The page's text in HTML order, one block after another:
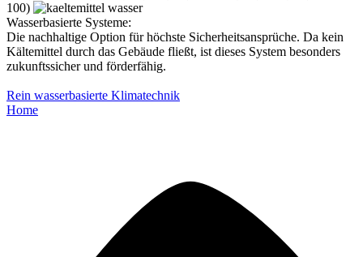
100)
Wasserbasierte Systeme:
Die nachhaltige Option für höchste Sicherheitsansprüche. Da kein
Kältemittel durch das Gebäude fließt, ist dieses System besonders
zukunftssicher und förderfähig.
Rein wasserbasierte Klimatechnik
Home